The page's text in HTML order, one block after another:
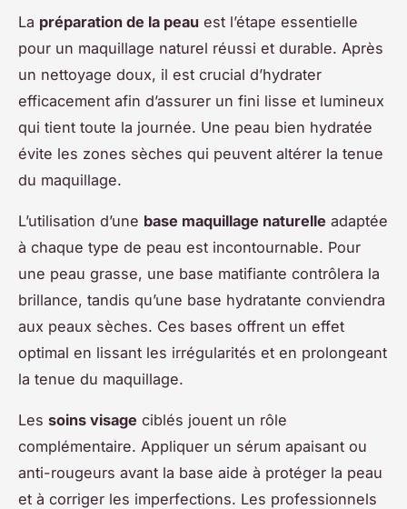
La préparation de la peau est l’étape essentielle
pour un maquillage naturel réussi et durable. Après
un nettoyage doux, il est crucial d’hydrater
efficacement afin d’assurer un fini lisse et lumineux
qui tient toute la journée. Une peau bien hydratée
évite les zones sèches qui peuvent altérer la tenue
du maquillage.
L’utilisation d’une base maquillage naturelle adaptée
à chaque type de peau est incontournable. Pour
une peau grasse, une base matifiante contrôlera la
brillance, tandis qu’une base hydratante conviendra
aux peaux sèches. Ces bases offrent un effet
optimal en lissant les irrégularités et en prolongeant
la tenue du maquillage.
Les soins visage ciblés jouent un rôle
complémentaire. Appliquer un sérum apaisant ou
anti-rougeurs avant la base aide à protéger la peau
et à corriger les imperfections. Les professionnels